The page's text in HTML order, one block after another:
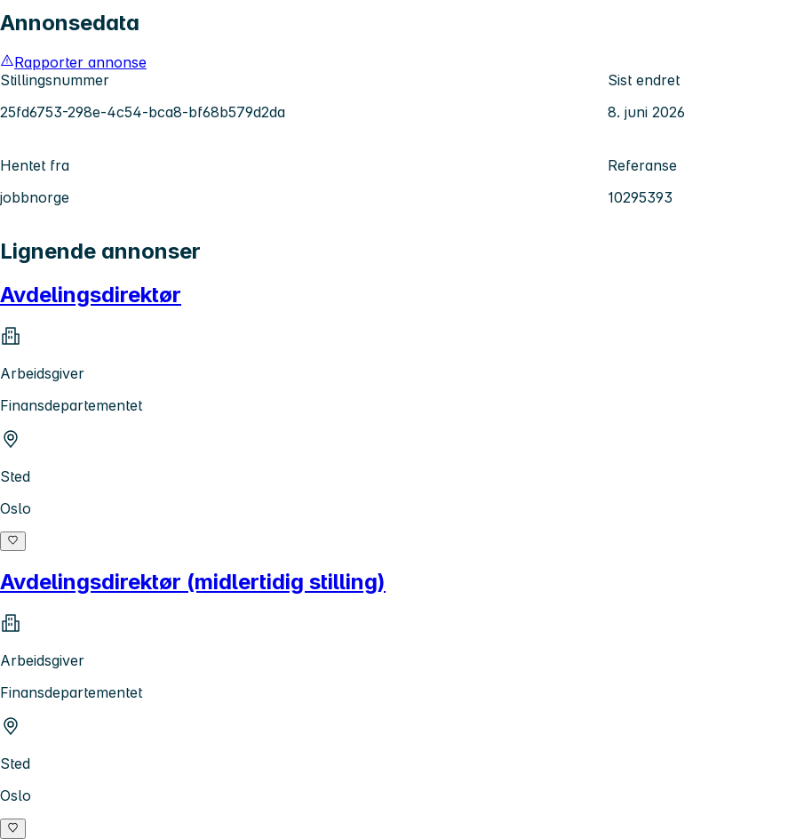
Annonsedata
Rapporter annonse
Stillingsnummer
25fd6753-298e-4c54-bca8-bf68b579d2da
Sist endret
8. juni 2026
Hentet fra
jobbnorge
Referanse
10295393
Lignende annonser
Avdelingsdirektør
Arbeidsgiver
Finansdepartementet
Sted
Oslo
Avdelingsdirektør (midlertidig stilling)
Arbeidsgiver
Finansdepartementet
Sted
Oslo